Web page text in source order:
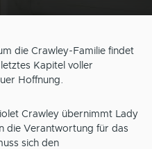
die Crawley-Familie findet
Kapitel voller
Hoffnung.
Crawley übernimmt Lady
die Verantwortung für das
sich den